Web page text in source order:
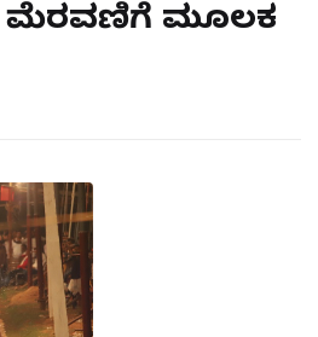
ಮೆರವಣಿಗೆ ಮೂಲಕ